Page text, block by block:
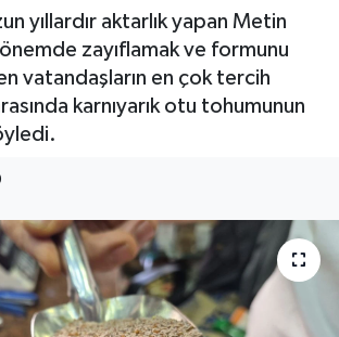
yıllardır aktarlık yapan Metin
zayıflamak ve formunu
vatandaşların en çok tercih
karnıyarık otu tohumunun
Haberleri